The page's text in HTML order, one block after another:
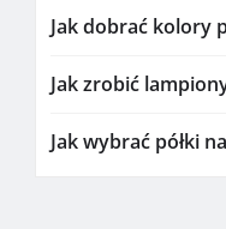
Jak dobrać kolory
Jak zrobić
Jak wybrać półki